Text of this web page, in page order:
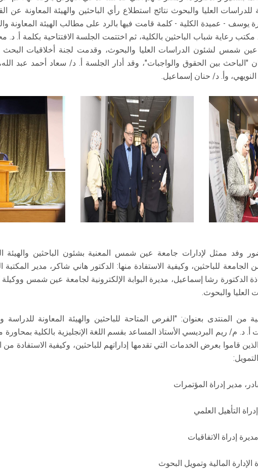
للدراسات العليا والبحوث نتائج استطلاع رأي الباحثين والهيئة المعاونة عن
يوسف - عميدة الكلية - كلمة قامت فيها بالرد على مطالب الهيئة المعاونة
رعاية شباب الباحثين بالكلية، ثم اختتمت الجلسة الافتتاحية بكلمة أ. د.
شمس لشئون الدراسات العليا والبحوث، وقدمت لجنة أخلاقيات البحث
"الباحث بين الحقوق والواجبات"، وقد أدار الجلسة أ. د/ سعاد أحمد عبد
وأ. د/ حنان إسماعيل.
وفد ممثل لإدارات جامعة عين شمس المعنية بشئون الباحثين والهيئة
للباحثين، وكيفية الاستفادة منها: الدكتور هاني شاكر، مدير المكتبة
الدكتورة رشا إسماعيل، مديرة البوابة الإلكترونية لجامعة عين شمس ووكيلة
العليا والبحوث.
من المنتدى بعنوان: "الفرص المتاحة للباحثين والهيئة المعاونة للدراسة
أ. د. م/ ريم البرديسي الأستاذ المساعد بقسم اللغة الإنجليزية بالكلية
قاموا بعرض الخدمات التي تقدمها إداراتهم للباحثين، وكيفية الاستفادة من
مدير إدراة المؤتمرات
التأهيل العلمي
إدراة الاتفاقيات
المالية وتمويل البحوث